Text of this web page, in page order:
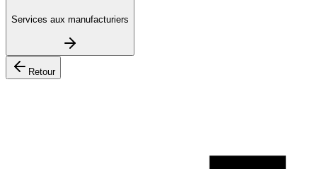
Services aux manufacturiers
Retour